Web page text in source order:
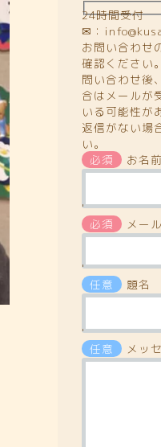
24時間受付
✉：
お問い合わせ
確認ください。
問い合わせ後
合はメールが
いる可能性が
返信がない場
い。
必須
お名前
'
必須
メー
'
任意
題名
'
任意
メッ